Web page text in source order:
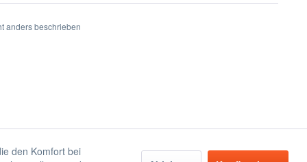
anders beschrieben
den Komfort bei